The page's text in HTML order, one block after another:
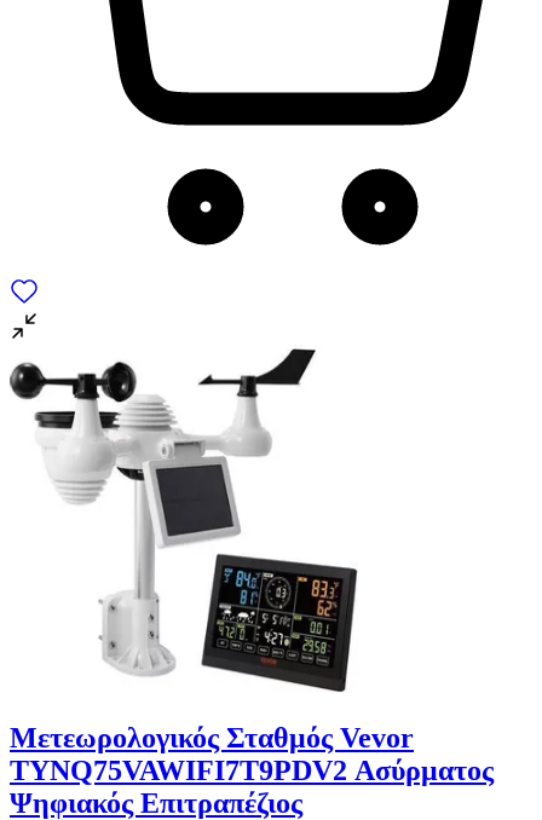
Μετεωρολογικός Σταθμός Vevor
TYNQ75VAWIFI7T9PDV2 Ασύρματος
Ψηφιακός Επιτραπέζιος